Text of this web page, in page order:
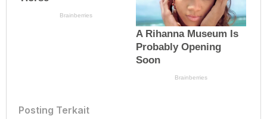
Posting Terkait